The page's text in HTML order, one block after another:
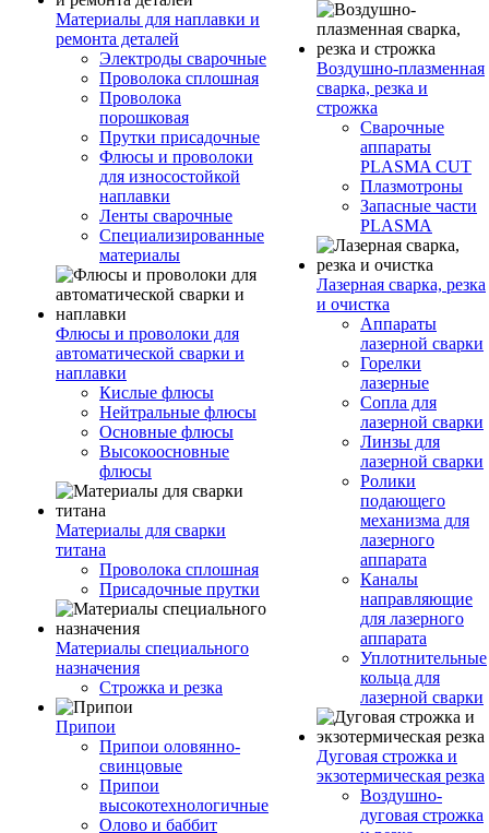
Материалы для наплавки и
ремонта деталей
Электроды сварочные
Проволока сплошная
Проволока
порошковая
Прутки присадочные
Флюсы и проволоки
для износостойкой
наплавки
Ленты сварочные
Специализированные
материалы
Флюсы и проволоки для
автоматической сварки и
наплавки
Кислые флюсы
Нейтральные флюсы
Основные флюсы
Высокоосновные
флюсы
Материалы для сварки
титана
Проволока сплошная
Присадочные прутки
Материалы специального
назначения
Строжка и резка
Припои
Припои оловянно-
свинцовые
Припои
высокотехнологичные
Олово и баббит
Воздушно-плазменная
сварка, резка и
строжка
Сварочные
аппараты
PLASMA CUT
Плазмотроны
Запасные части
PLASMA
Лазерная сварка, резка
и очистка
Аппараты
лазерной сварки
Горелки
лазерные
Сопла для
лазерной сварки
Линзы для
лазерной сварки
Ролики
подающего
механизма для
лазерного
аппарата
Каналы
направляющие
для лазерного
аппарата
Уплотнительные
кольца для
лазерной сварки
Дуговая строжка и
экзотермическая резка
Воздушно-
дуговая строжка